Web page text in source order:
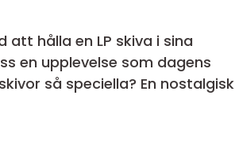
hålla en LP skiva i sina
en upplevelse som dagens
så speciella? En nostalgisk